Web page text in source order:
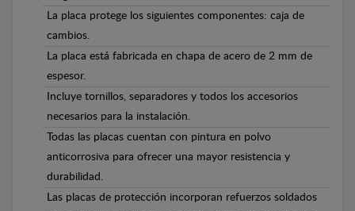
La placa protege los siguientes componentes: caja de
cambios.
La placa está fabricada en chapa de acero de 2 mm de
espesor.
Incluye tornillos, separadores y todos los accesorios
necesarios para la instalación.
Todas las placas cuentan con pintura en polvo
anticorrosiva para ofrecer una mayor resistencia y
durabilidad.
Las placas de protección incorporan refuerzos soldados